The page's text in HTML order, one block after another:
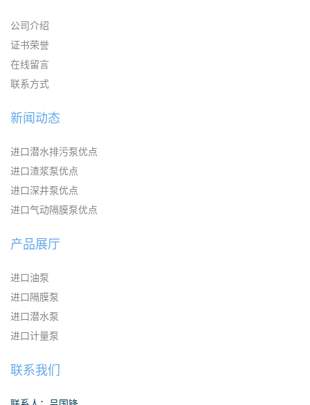
公司介绍
证书荣誉
在线留言
联系方式
新闻动态
进口潜水排污泵优点
进口渣浆泵优点
进口深井泵优点
进口气动隔膜泵优点
产品展厅
进口油泵
进口隔膜泵
进口潜水泵
进口计量泵
联系我们